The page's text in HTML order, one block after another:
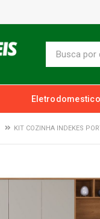
Eletrodomestico
KIT COZINHA INDEKES